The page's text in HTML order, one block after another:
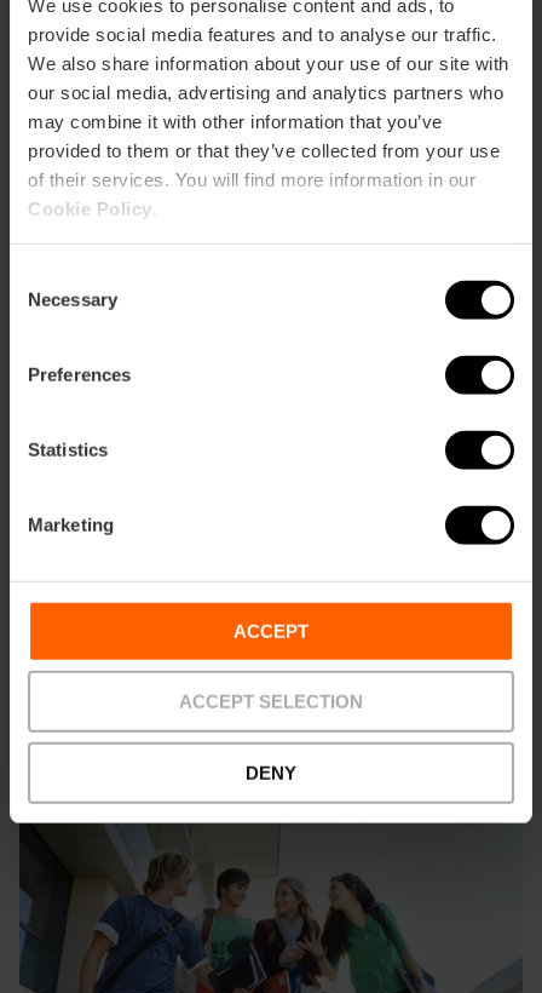
We use cookies to personalise content and ads, to
provide social media features and to analyse our traffic.
We also share information about your use of our site with
our social media, advertising and analytics partners who
may combine it with other information that you’ve
provided to them or that they’ve collected from your use
of their services. You will find more information in our
Cookie Policy
Selection
Necessary
Preferences
Statistics
Marketing
ACCEPT
ACCEPT SELECTION
DENY
Veure guia